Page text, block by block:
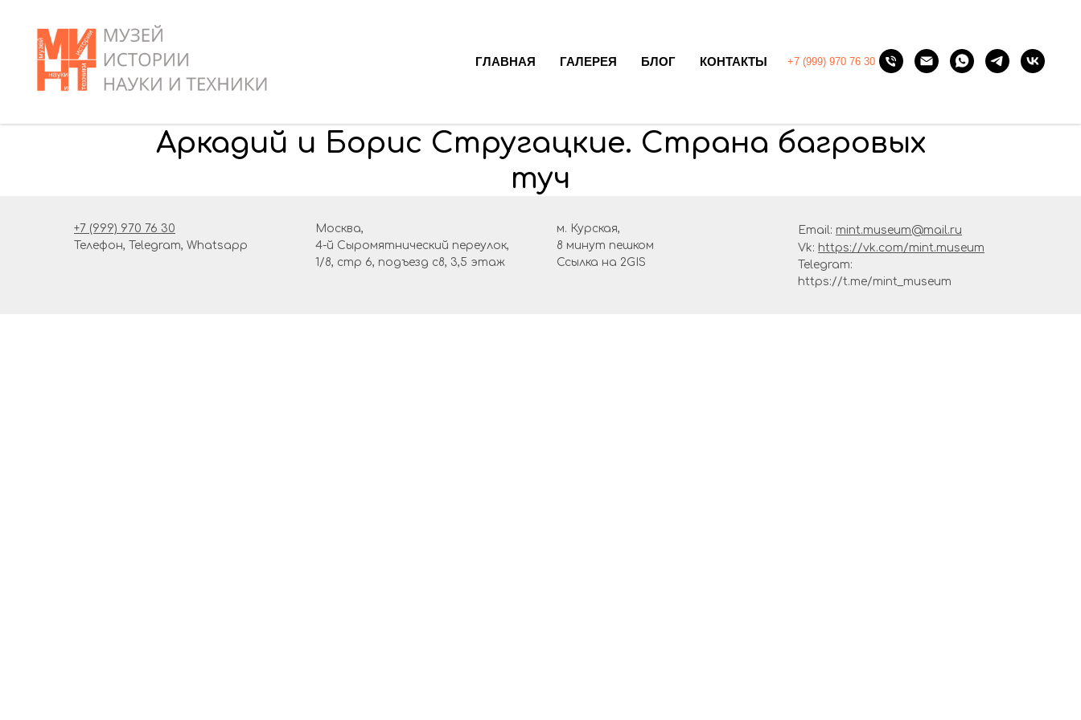
ГЛАВНАЯ ГАЛЕРЕЯ БЛОГ КОНТАКТЫ +7 (999) 970 76 30
Аркадий и Борис Стругацкие. Страна багровых
туч
+7 (999) 970 76 30
Телефон, Telegram, Whatsapp
Москва,
4-й Сыромятнический переулок,
1/8, стр 6, подъезд с8, 3,5 этаж
м. Курская,
8 минут пешком
Ссылка на 2GIS
Email: mint.museum@mail.ru
Vk: https://vk.com/mint.museum
Telegram:
https://t.me/mint_museum